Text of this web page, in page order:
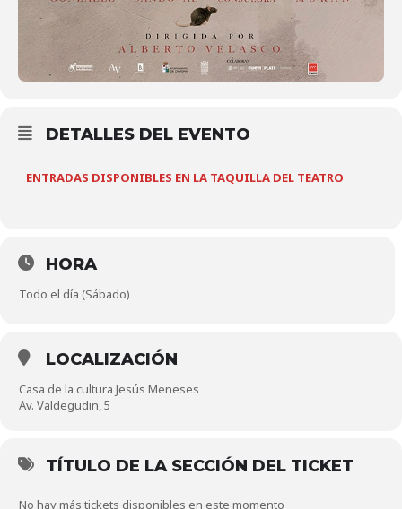
DETALLES DEL EVENTO
ENTRADAS DISPONIBLES EN LA TAQUILLA DEL TEATRO
HORA
Todo el día (Sábado)
LOCALIZACIÓN
Casa de la cultura Jesús Meneses
Av. Valdegudin, 5
TÍTULO DE LA SECCIÓN DEL TICKET
No hay más tickets disponibles en este momento